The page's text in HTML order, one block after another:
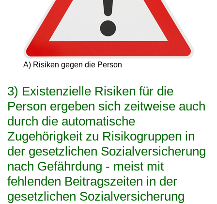
A) Risiken gegen die Person
3) Existenzielle Risiken für die
Person ergeben sich zeitweise auch
durch die automatische
Zugehörigkeit zu Risikogruppen in
der gesetzlichen Sozialversicherung
nach Gefährdung - meist mit
fehlenden Beitragszeiten in der
gesetzlichen Sozialversicherung